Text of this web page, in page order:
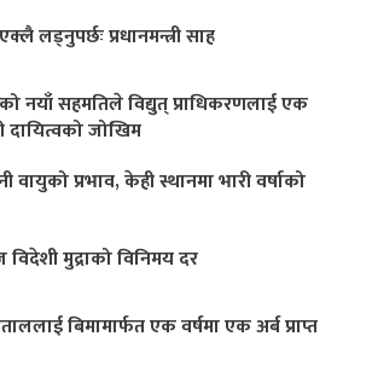
लड्नुपर्छः प्रधानमन्त्री साह
नयाँ सहमतिले विद्युत् प्राधिकरणलाई एक
दायित्वको जोखिम
प्रभाव, केही स्थानमा भारी वर्षाको
मुद्राको विनिमय दर
बिमामार्फत एक वर्षमा एक अर्ब प्राप्त